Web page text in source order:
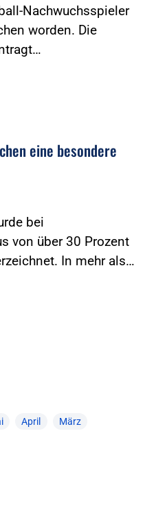
Nachwuchsspieler
worden. Die
eine besondere
bei
von über 30 Prozent
In mehr als…
April März